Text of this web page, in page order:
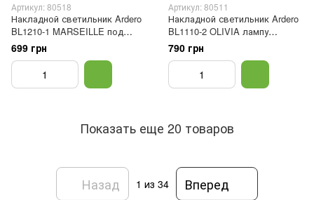
Артикул: 80518
Накладной светильник Ardero
BL1210-1 MARSEILLE под
лампу черный
699 грн
Артикул: 80511
Накладной светильник Ardero
BL1110-2 OLIVIA лампу
золото
790 грн
Показать еще 20 товаров
Назад 1 из 34
Вперед